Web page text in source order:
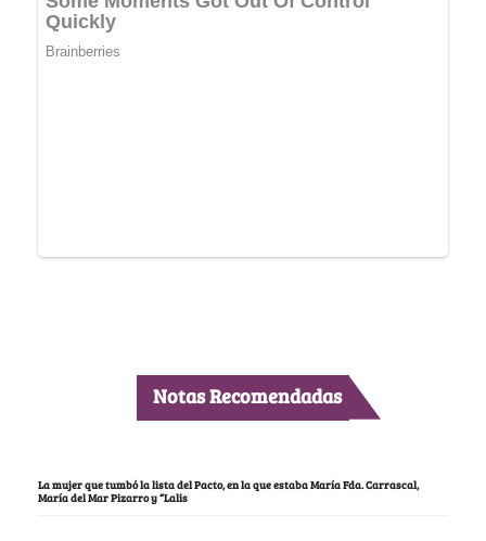
Notas Recomendadas
La mujer que tumbó la lista del Pacto, en la que estaba María Fda. Carrascal,
María del Mar Pizarro y “Lalis